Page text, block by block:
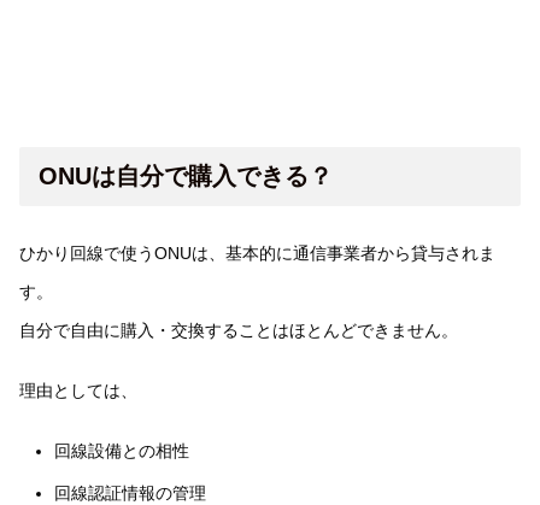
ONUは自分で購入できる？
ひかり回線で使うONUは、基本的に通信事業者から貸与されま
す。
自分で自由に購入・交換することはほとんどできません。
理由としては、
回線設備との相性
回線認証情報の管理